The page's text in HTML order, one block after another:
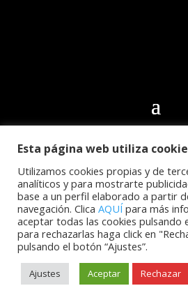
© 2024 Club Deportivo CN
Todos los derechos reservados |
Cidecán
Esta página web utiliza
Utilizamos cookies propias y de
analíticos y para mostrarte
base a un perfil elaborado a partir
navegación. Clica AQUÍ para más
aceptar todas las cookies pulsando
para rechazarlas haga click en
pulsando el botón “Ajustes”.
Ajustes Aceptar Rechazar